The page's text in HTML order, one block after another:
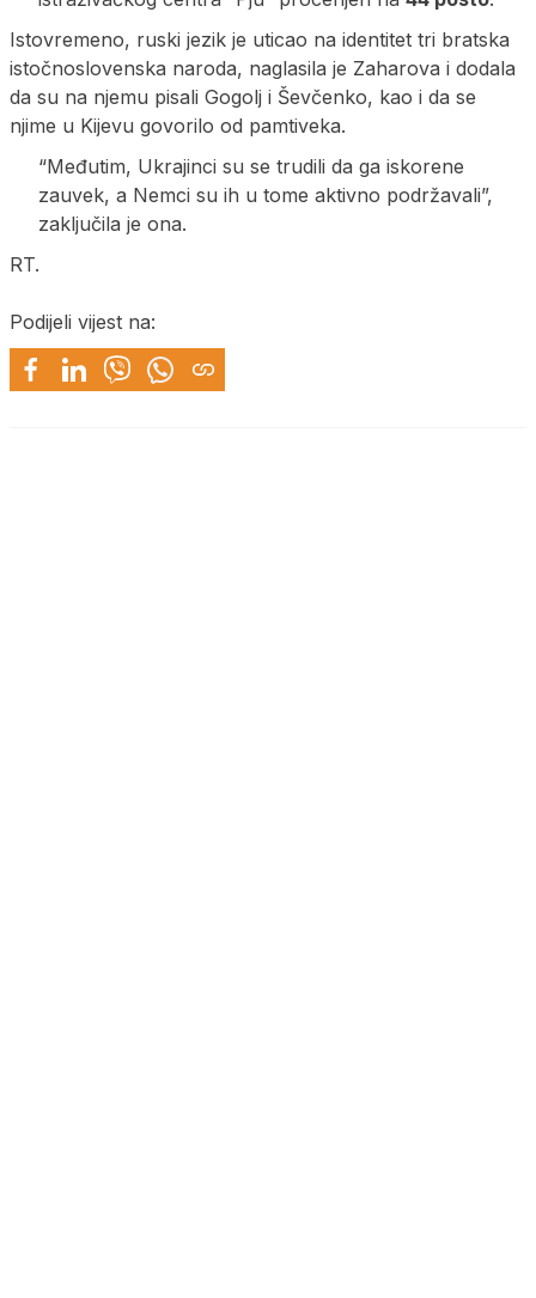
Istovremeno, ruski jezik je uticao na identitet tri bratska
istočnoslovenska naroda, naglasila je Zaharova i dodala
da su na njemu pisali Gogolj i Ševčenko, kao i da se
njime u Kijevu govorilo od pamtiveka.
“Međutim, Ukrajinci su se trudili da ga iskorene
zauvek, a Nemci su ih u tome aktivno podržavali”,
zaključila je ona.
RT.
Podijeli vijest na: